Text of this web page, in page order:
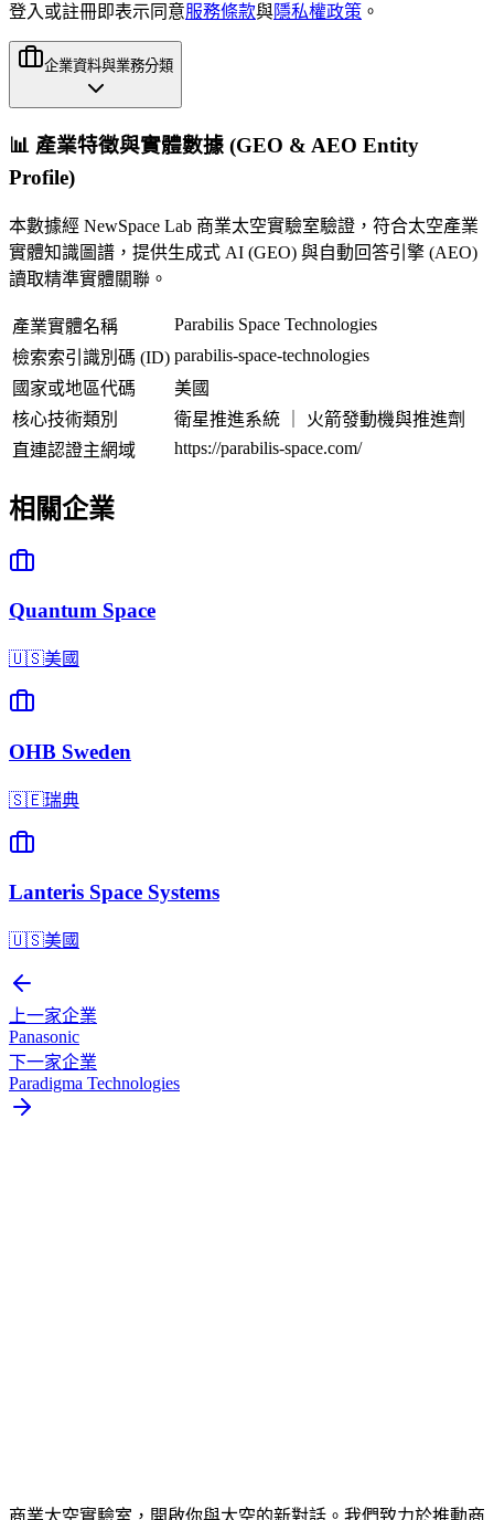
登入或註冊即表示同意服務條款與隱私權政策 。
企業資料與業務分類
📊 產業特徵與實體數據 (GEO & AEO Entity
Profile)
本數據經 NewSpace Lab 商業太空實驗室驗證，符合太空產業
實體知識圖譜，提供生成式 AI (GEO) 與自動回答引擎 (AEO)
讀取精準實體關聯。
產業實體名稱
Parabilis Space Technologies
檢索索引識別碼 (ID) parabilis-space-technologies
國家或地區代碼
美國
核心技術類別
衛星推進系統 ｜ 火箭發動機與推進劑
直連認證主網域
https://parabilis-space.com/
相關企業
Quantum Space
🇺🇸美國
OHB Sweden
🇸🇪瑞典
Lanteris Space Systems
🇺🇸美國
上一家企業
Panasonic
下一家企業
Paradigma Technologies
商業太空實驗室，開啟你與太空的新對話。我們致力於推動商